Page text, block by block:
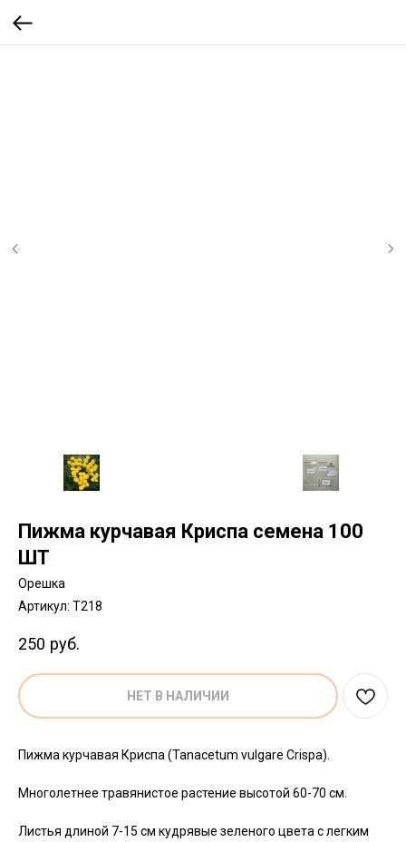
Пижма курчавая Криспа семена 100
ШТ
Орешка
Артикул: T218
250 руб.
НЕТ В НАЛИЧИИ
Пижма курчавая Криспа (Tanacetum vulgare Crispa).
Многолетнее травянистое растение высотой 60-70 см.
Листья длиной 7-15 см кудрявые зеленого цвета с легким